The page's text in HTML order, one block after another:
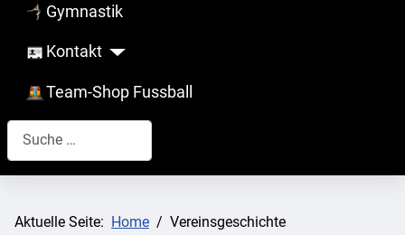
Gymnastik
Kontakt
Team-Shop Fussball
Suchen
Aktuelle Seite: Home Vereinsgeschichte